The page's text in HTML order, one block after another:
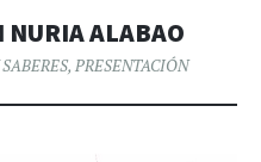
NURIA ALABAO
, PRESENTACIÓN